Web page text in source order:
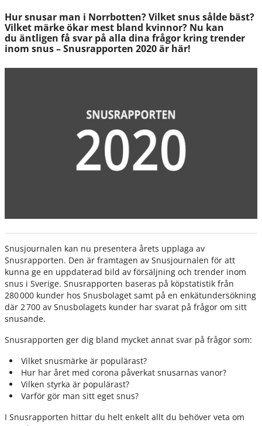
Hur snusar man i Norrbotten? Vilket snus sålde bäst?
Vilket märke ökar mest bland kvinnor? Nu kan
du äntligen få svar på alla dina frågor kring trender
inom snus – Snusrapporten 2020 är här!
Snusjournalen kan nu presentera årets upplaga av
Snusrapporten. Den är framtagen av Snusjournalen för att
kunna ge en uppdaterad bild av försäljning och trender inom
snus i Sverige. Snusrapporten baseras på köpstatistik från
280 000 kunder hos Snusbolaget samt på en enkätundersökning
där 2 700 av Snusbolagets kunder har svarat på frågor om sitt
snusande.
Snusrapporten ger dig bland mycket annat svar på frågor som:
Vilket snusmärke är populärast?
Hur har året med corona påverkat snusarnas vanor?
Vilken styrka är populärast?
​Varför gör man sitt eget snus?
I Snusrapporten hittar du helt enkelt allt du behöver veta om